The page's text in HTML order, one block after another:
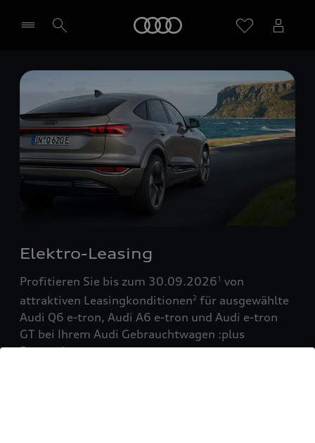
Händler wählen
Elektro-Leasing
Profitieren Sie bis zum 30.09.20261 von
attraktiven Leasingkonditionen2 für ausgewählte
Audi Q6 e-tron, Audi A6 e-tron und Audi e-tron
GT bei Ihrem Audi Gebrauchtwagen :plus
Partner!